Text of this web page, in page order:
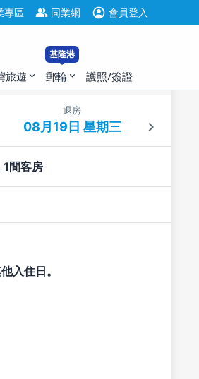
專區 group 同業網 account_circle 會員登入
旅遊 expand_more
基隆港
郵輪 expand_more 護照/簽證
退房
間客房
入住日。